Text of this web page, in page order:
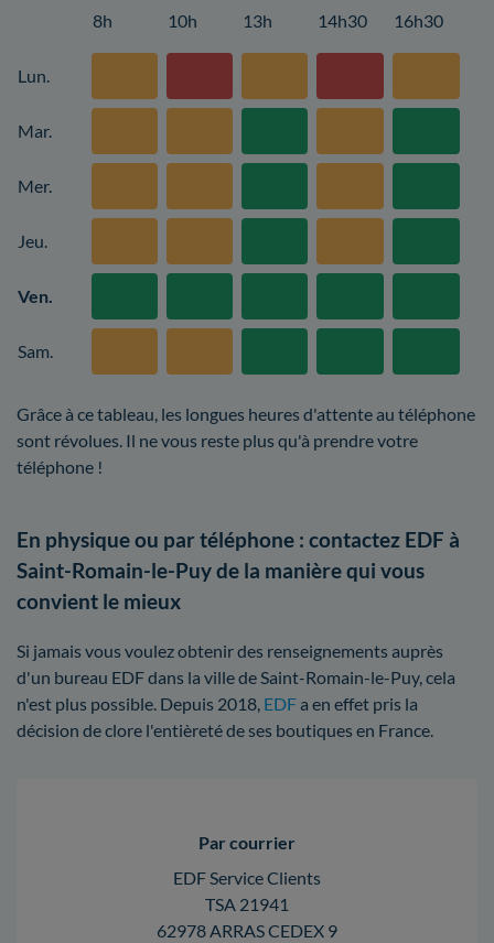
8h 10h 13h 14h30 16h30
Lun.
Mar.
Mer.
Jeu.
Ven.
Sam.
Grâce à ce tableau, les longues heures d'attente au téléphone
sont révolues. Il ne vous reste plus qu'à prendre votre
téléphone !
En physique ou par téléphone : contactez EDF à
Saint-Romain-le-Puy de la manière qui vous
convient le mieux
Si jamais vous voulez obtenir des renseignements auprès
d'un bureau EDF dans la ville de Saint-Romain-le-Puy, cela
n'est plus possible. Depuis 2018, EDFa en effet pris la
décision de clore l'entièreté de ses boutiques en France.
Par courrier
EDF Service Clients
TSA 21941
62978 ARRAS CEDEX 9